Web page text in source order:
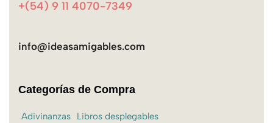
+(54) 9 11 4070-7349
info@ideasamigables.com
Categorías de Compra
Adivinanzas
Libros desplegables